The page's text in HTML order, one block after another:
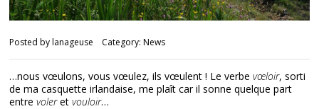
Posted bylanageuse Category: News
…nous vœulons, vous vœulez, ils vœulent ! Le verbe vœloir, sorti
de ma casquette irlandaise, me plaît car il sonne quelque part
entre voleret vouloir…